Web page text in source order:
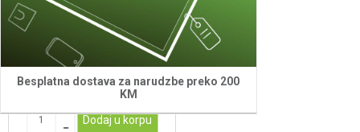
Besplatna dostava za narudzbe preko 200
KM
20,00
Dodaj u korpu